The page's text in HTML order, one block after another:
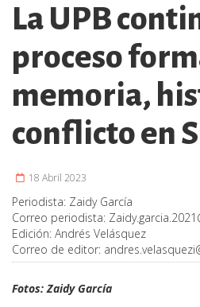
La UPB
proceso
memoria,
conflicto en
18 Abril 2023
Periodista: Zaidy García
Correo periodista:
Edición: Andrés Velásquez
Correo de editor:
Fotos: Zaidy García